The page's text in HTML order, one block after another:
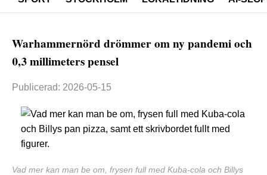
Warhammernörd drömmer om ny pandemi och
0,3 millimeters pensel
Publicerad: 2026-05-15
Vad mer kan man be om, frysen full med Kuba-cola och Billys